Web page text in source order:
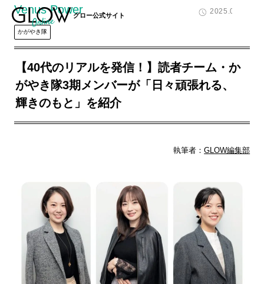
グロー公式サイト
2025.04.07
Venus Power
かがやき隊
【40代のリアルを発信！】読者チーム・か
がやき隊3期メンバーが「日々頑張れる、
輝きのもと」を紹介
執筆者：GLOW編集部